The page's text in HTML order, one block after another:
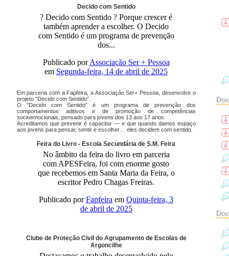
Decido com Sentido
? Decido com Sentido ? Porque crescer é
também aprender a escolher. O Decido
com Sentido é um programa de prevenção
dos...
Publicado porAssociação Ser + Pessoa
em Segunda-feira, 14 de abril de 2025
Em parceria com a Fapfeira, a Associação Ser+ Pessoa, desenvolve o
projeto "Decido com Sentido".
O "Decido com Sentido" é um programa de prevenção dos
comportamentos aditivos e de promoção de competências
socioemocionais, pensado para jovens dos 13 aos 17 anos.
Acreditamos que prevenir é capacitar — e que quando damos espaço
aos jovens para pensar, sentir e escolher… eles decidem com sentido.
Feira do Livro - Escola Secundária de S.M. Feira
No âmbito da feira do livro em parceria
com APESFeira, foi com enorme gosto
que recebemos em Santa Maria da Feira, o
escritor Pedro Chagas Freiras.
Publicado porFapfeira em Quinta-feira, 3
de abril de 2025
Clube de Proteção Civil do Agrupamento de Escolas de
Argoncilhe